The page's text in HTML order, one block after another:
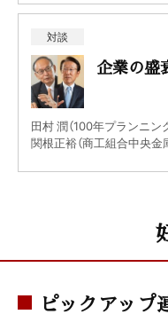
対談
企業の盛
田村 潤（100年プランニ
関根正裕（商工組合中央金
ピックアップ